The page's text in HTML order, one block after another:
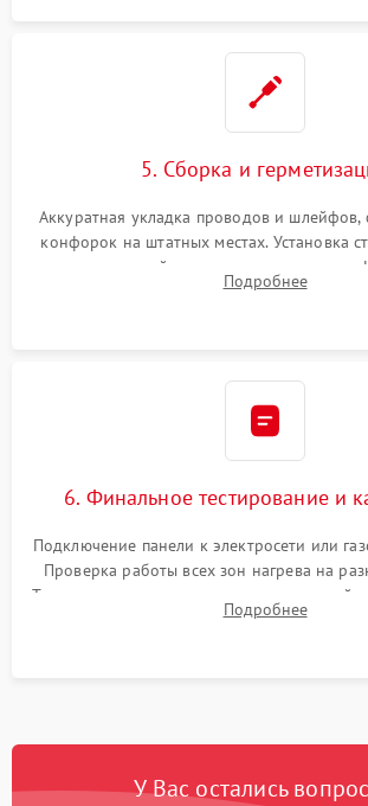
5. Сборка и
Аккуратная укладка проводов и шлейфов,
конфорок на штатных местах. Установка
проверкой равномерности зазоров.
термостойкого герметика или укладка
Подробнее
6. Финальное тестирование и
Подключение панели к электросети или
Проверка работы всех зон нагрева на
Тестирование сенсорного управления,
остаточного тепла и систем защиты от
Подробнее
У Вас остались